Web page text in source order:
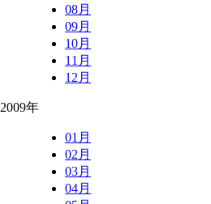
08月
09月
10月
11月
12月
2009年
01月
02月
03月
04月